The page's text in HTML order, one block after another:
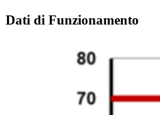
Dati di Funzionamento